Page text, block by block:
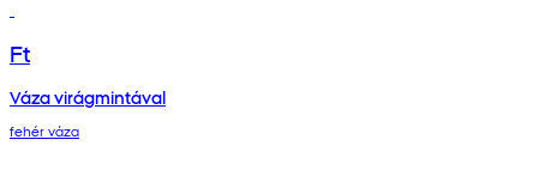
Ft
Váza virágmintával
fehér váza